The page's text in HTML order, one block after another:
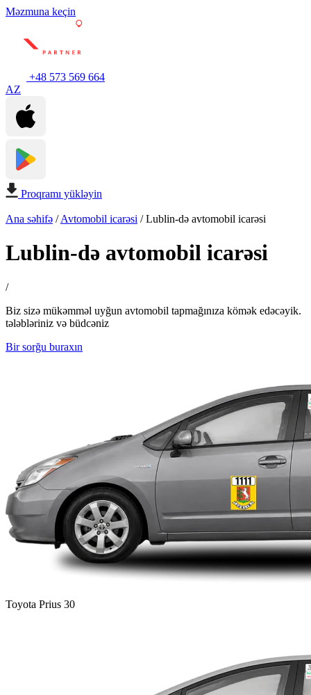
Məzmuna keçin
+48 573 569 664
AZ
Proqramı yükləyin
Ana səhifə /Avtomobil icarəsi /Lublin-də avtomobil icarəsi
Lublin-də avtomobil icarəsi
/
Biz sizə mükəmməl uyğun avtomobil tapmağınıza kömək edəcəyik.
tələbləriniz və büdcəniz
Bir sorğu buraxın
Toyota Prius 30